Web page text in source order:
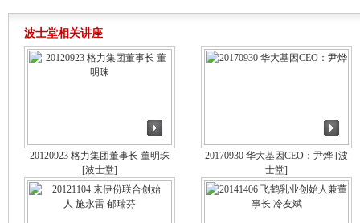
波士堂相关讲座
20120923 格力集团董事长 董明珠
[波士堂]
20170930 华大基因CEO：尹烨 [波
士堂]